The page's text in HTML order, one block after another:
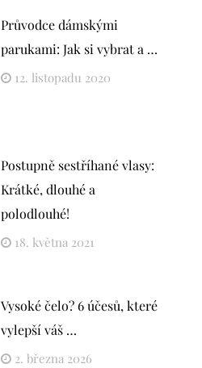
Průvodce dámskými
parukami: Jak si vybrat a …
12. listopadu 2020
Postupně sestříhané vlasy:
Krátké, dlouhé a
polodlouhé!
18. května 2021
Vysoké čelo? 6 účesů, které
vylepší váš …
2. března 2026